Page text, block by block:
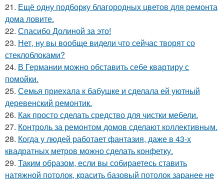
21. Ещё одну подборку благородных цветов для ремонта
дома ловите.
22. Спасибо Долиной за это!
23. Нет, ну вы вообще видели что сейчас творят со
стеклоблоками?
24. В Германии можно обставить себе квартиру с
помойки.
25. Семья приехала к бабушке и сделала ей уютный
деревенский ремонтик.
26. Как просто сделать средство для чистки мебели.
27. Контроль за ремонтом домов сделают коллективным.
28. Когда у людей работает фантазия, даже в 43-х
квадратных метров можно сделать конфетку.
29. Таким образом, если вы собираетесь ставить
натяжной потолок, красить базовый потолок заранее не